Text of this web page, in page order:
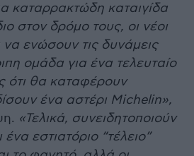
καταρρακτώδη καταιγίδα
στον δρόμο τους, οι νέοι
να ενώσουν τις δυνάμεις
ομάδα για ένα τελευταίο
ότι θα καταφέρουν
ένα αστέρι Michelin»,
«Τελικά, συνειδητοποιούν
εστιατόριο “τέλειο”